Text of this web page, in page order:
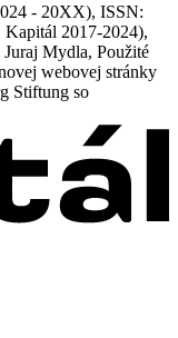
- 20XX), ISSN:
Kapitál 2017-2024),
Mydla, Použité
webovej stránky
Stiftung so